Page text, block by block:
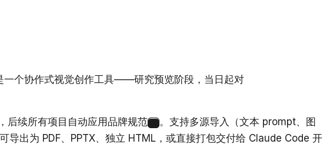
一个协作式视觉创作工具——研究预览阶段，当日起对
后续所有项目自动应用品牌规范
。支持多源导入（文本 prompt、图
导出为 PDF、PPTX、独立 HTML，或直接打包交付给 Claude Code 开